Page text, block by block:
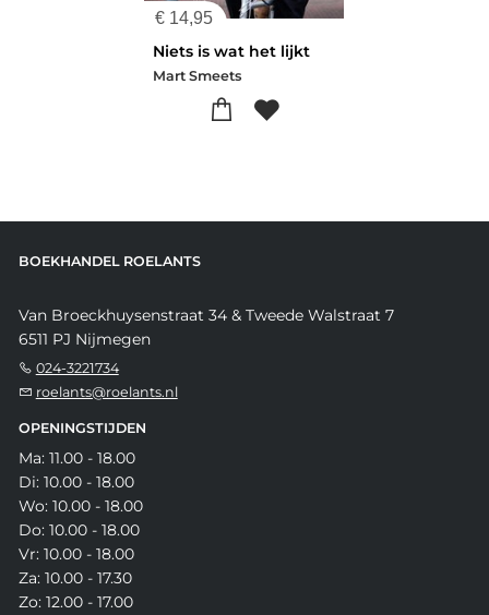
€ 14,95
Niets is wat het lijkt
Mart Smeets
BOEKHANDEL ROELANTS
Van Broeckhuysenstraat 34 & Tweede Walstraat 7
6511 PJ Nijmegen
024-3221734
roelants@roelants.nl
OPENINGSTIJDEN
Ma: 11.00 - 18.00
Di: 10.00 - 18.00
Wo: 10.00 - 18.00
Do: 10.00 - 18.00
Vr: 10.00 - 18.00
Za: 10.00 - 17.30
Zo: 12.00 - 17.00